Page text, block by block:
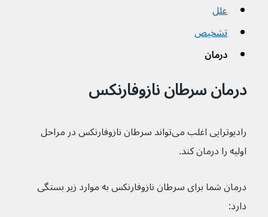
علل
تشخیص
درمان
درمان سرطان نازوفارنکس
رادیوتراپی اغلب می‌تواند سرطان نازوفارنکس در مراحل
اولیه را درمان کند.
درمان شما برای سرطان نازوفارنکس به موارد زیر بستگی
دارد: